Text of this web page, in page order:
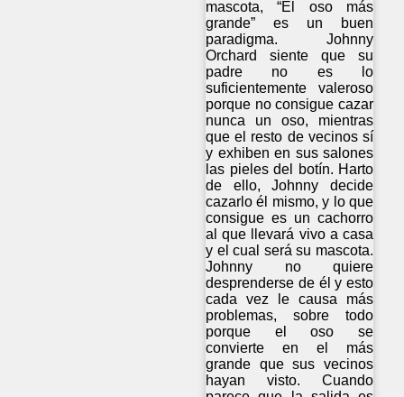
mascota, “El oso más
grande” es un buen
paradigma. Johnny
Orchard siente que su
padre no es lo
suficientemente valeroso
porque no consigue cazar
nunca un oso, mientras
que el resto de vecinos sí
y exhiben en sus salones
las pieles del botín. Harto
de ello, Johnny decide
cazarlo él mismo, y lo que
consigue es un cachorro
al que llevará vivo a casa
y el cual será su mascota.
Johnny no quiere
desprenderse de él y esto
cada vez le causa más
problemas, sobre todo
porque el oso se
convierte en el más
grande que sus vecinos
hayan visto. Cuando